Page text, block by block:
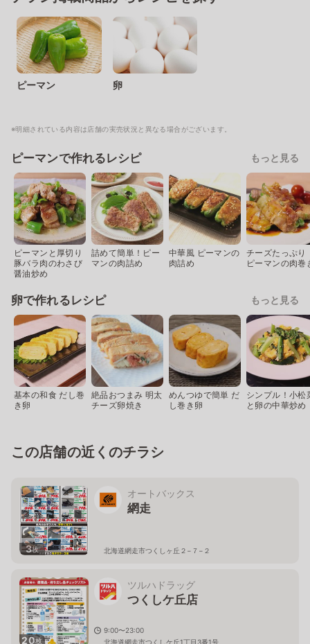
ピーマン 卵
※明細されている内容は店舗の実売状況と異なる場合がございます。
ピーマンで作れるレシピ もっと見る
ピーマンと厚切り
豚バラ肉のわさび
醤油炒め
詰めて簡単！ピー
マンの肉詰め
中華風 ピーマンの
肉詰め
チーズたっぷり
ピーマンの肉巻
卵で作れるレシピ もっと見る
基本の和食 だし巻
き卵
絶品おつまみ 明太
チーズ卵焼き
めんつゆで簡単 だ
し巻き卵
シンプル！小松
と卵の中華炒め
この店舗の近くのチラシ
3枚
オートバックス
網走
北海道網走市つくしヶ丘２−７−２
20枚
ツルハドラッグ
つくしケ丘店
9:00〜23:00
北海道網走市つくしケ丘1丁目3番1号